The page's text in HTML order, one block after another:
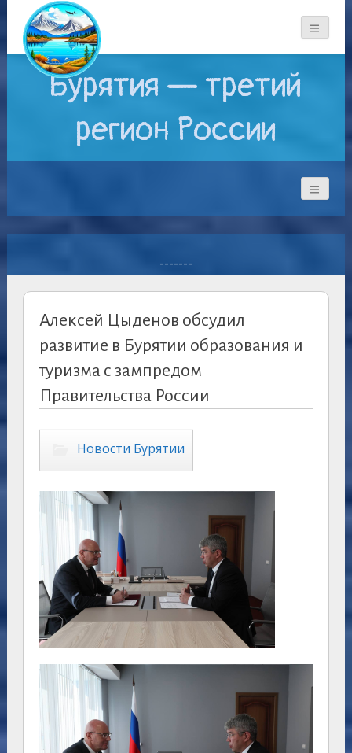
Бурятия — третий
регион России
-------
Алексей Цыденов обсудил
развитие в Бурятии образования и
туризма с зампредом
Правительства России
Новости Бурятии